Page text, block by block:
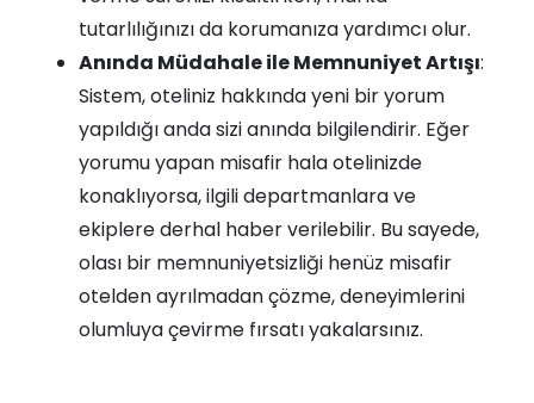
tutarlılığınızı da korumanıza yardımcı olur.
Anında Müdahale ile Memnuniyet Artışı:
Sistem, oteliniz hakkında yeni bir yorum
yapıldığı anda sizi anında bilgilendirir. Eğer
yorumu yapan misafir hala otelinizde
konaklıyorsa, ilgili departmanlara ve
ekiplere derhal haber verilebilir. Bu sayede,
olası bir memnuniyetsizliği henüz misafir
otelden ayrılmadan çözme, deneyimlerini
olumluya çevirme fırsatı yakalarsınız.